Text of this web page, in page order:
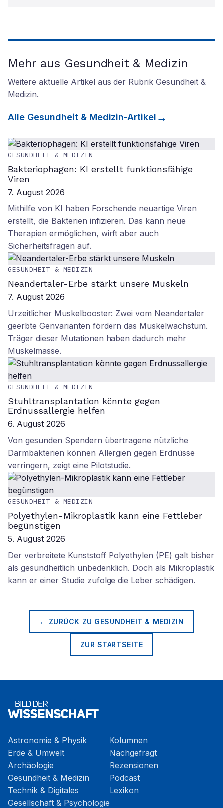
Mehr aus Gesundheit & Medizin
Weitere aktuelle Artikel aus der Rubrik Gesundheit &
Medizin.
Alle Gesundheit & Medizin-Artikel
GESUNDHEIT & MEDIZIN
Bakteriophagen: KI erstellt funktionsfähige
Viren
7. August 2026
Mithilfe von KI haben Forschende neuartige Viren
erstellt, die Bakterien infizieren. Das kann neue
Therapien ermöglichen, wirft aber auch
Sicherheitsfragen auf.
GESUNDHEIT & MEDIZIN
Neandertaler-Erbe stärkt unsere Muskeln
7. August 2026
Urzeitlicher Muskelbooster: Zwei vom Neandertaler
geerbte Genvarianten fördern das Muskelwachstum.
Träger dieser Mutationen haben dadurch mehr
Muskelmasse.
GESUNDHEIT & MEDIZIN
Stuhltransplantation könnte gegen
Erdnussallergie helfen
6. August 2026
Von gesunden Spendern übertragene nützliche
Darmbakterien können Allergien gegen Erdnüsse
verringern, zeigt eine Pilotstudie.
GESUNDHEIT & MEDIZIN
Polyethylen-Mikroplastik kann eine Fettleber
begünstigen
5. August 2026
Der verbreitete Kunststoff Polyethylen (PE) galt bisher
als gesundheitlich unbedenklich. Doch als Mikroplastik
kann er einer Studie zufolge die Leber schädigen.
← ZURÜCK ZU GESUNDHEIT & MEDIZIN
ZUR STARTSEITE
Astronomie & Physik
Erde & Umwelt
Archäologie
Gesundheit & Medizin
Technik & Digitales
Gesellschaft & Psychologie
Kolumnen
Nachgefragt
Rezensionen
Podcast
Lexikon